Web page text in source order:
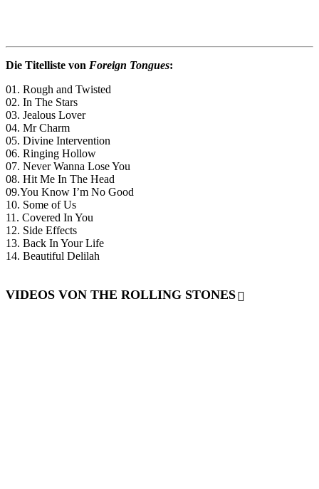
Die Titelliste von Foreign Tongues:
01. Rough and Twisted
02. In The Stars
03. Jealous Lover
04. Mr Charm
05. Divine Intervention
06. Ringing Hollow
07. Never Wanna Lose You
08. Hit Me In The Head
09.You Know I’m No Good
10. Some of Us
11. Covered In You
12. Side Effects
13. Back In Your Life
14. Beautiful Delilah
VIDEOS VON THE ROLLING STONES